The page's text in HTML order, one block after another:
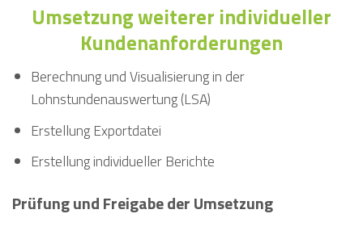
Umsetzung weiterer individueller
Kundenanforderungen
Berechnung und Visualisierung in der
Lohnstundenauswertung (LSA)
Erstellung Exportdatei
Erstellung individueller Berichte
Prüfung und Freigabe der Umsetzung